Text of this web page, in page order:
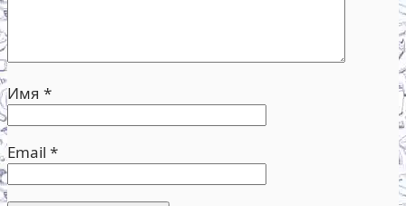
Имя *
Email *